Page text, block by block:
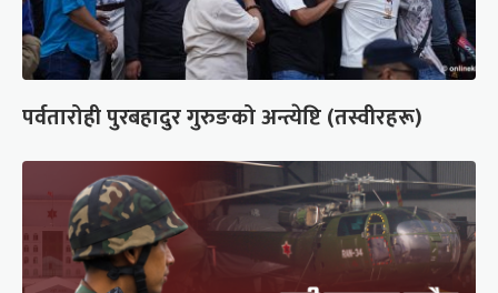
पर्वतारोही पुरबहादुर गुरुङको अन्त्येष्टि (तस्वीरहरू)